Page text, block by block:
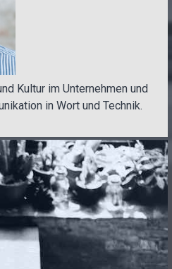
Kultur im Unternehmen und
in Wort und Technik.